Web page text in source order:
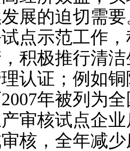
展的迫切需
点示范工作
积极推行清
认证；例如
年被列为
审核试点企业
核，全年减